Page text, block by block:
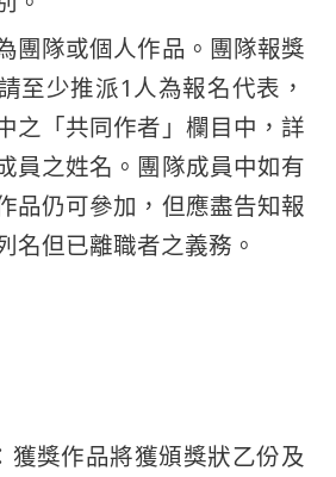
團隊或個人作品。團隊報獎
至少推派1人為報名代表，
之「共同作者」欄目中，詳
員之姓名。團隊成員中如有
品仍可參加，但應盡告知報
名但已離職者之義務。
獲獎作品將獲頒獎狀乙份及